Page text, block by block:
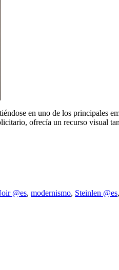
en uno de los principales
ofrecía un recurso visual
@es, modernismo, Steinlen @es,